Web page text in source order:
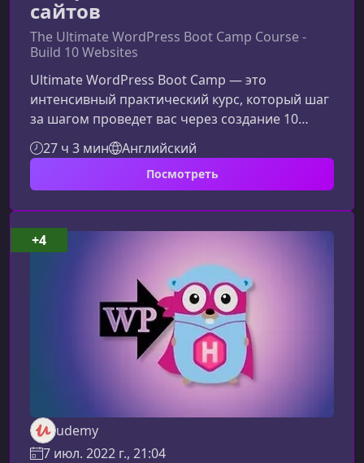
сайтов
The Ultimate WordPress Boot Camp Course -
Build 10 Websites
Ultimate WordPress Boot Camp — это
интенсивный практический курс, который шаг
за шагом проведет вас через создание 10
полностью рабочих веб‑сайтов на WordPress.
Материал ориентирован на новичков, но
также подойдет тем, кто хочет
современные плагины и научиться создавать
сайты профессионального уровня.Что
включает курсВы освоите ключевые
инструменты WordPress, разберетесь с
популярными конструкторами страниц, н
27 ч 3 мин Английский
Посмотреть
udemy
7 июл. 2022 г., 21:04
+4